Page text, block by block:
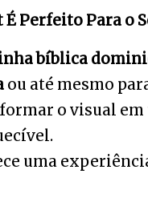
É Perfeito Para o
bíblica
ou até mesmo
o visual em
uma experiê